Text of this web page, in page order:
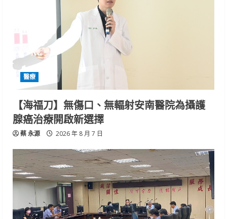
醫療
【海福刀】無傷口、無輻射安南醫院為攝護
腺癌治療開啟新選擇
蔡 永源 2026 年 8 月 7 日